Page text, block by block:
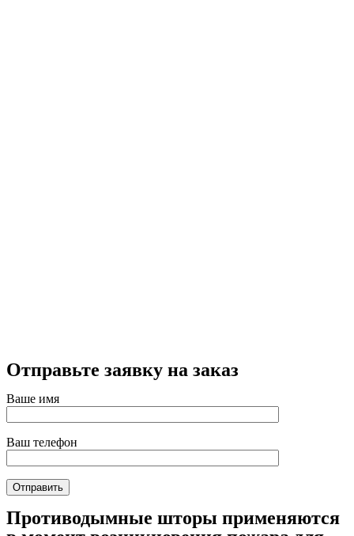
Отправьте заявку на заказ
Ваше имя
Ваш телефон
Противодымные шторы применяются